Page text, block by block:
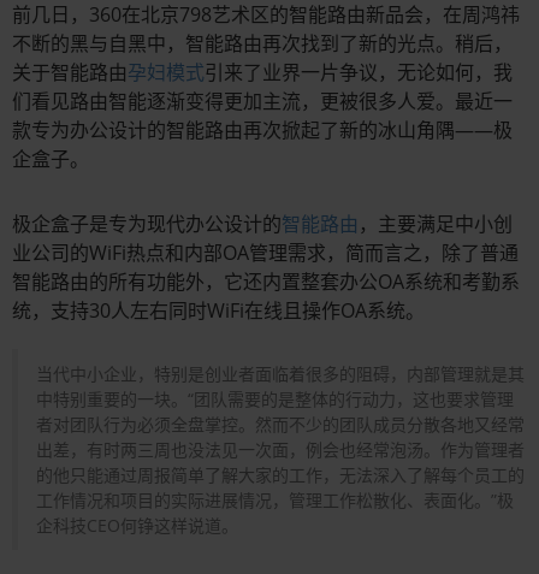
前几日，360在北京798艺术区的智能路由新品会，在周鸿祎
不断的黑与自黑中，智能路由再次找到了新的光点。稍后，
关于智能路由孕妇模式引来了业界一片争议，无论如何，我
们看见路由智能逐渐变得更加主流，更被很多人爱。最近一
款专为办公设计的智能路由再次掀起了新的冰山角隅——极
企盒子。
极企盒子是专为现代办公设计的智能路由 ，主要满足中小创
业公司的WiFi热点和内部OA管理需求，简而言之，除了普通
智能路由的所有功能外，它还内置整套办公OA系统和考勤系
统，支持30人左右同时WiFi在线且操作OA系统。
当代中小企业，特别是创业者面临着很多的阻碍，内部管理就是其
中特别重要的一块。“团队需要的是整体的行动力，这也要求管理
者对团队行为必须全盘掌控。然而不少的团队成员分散各地又经常
出差，有时两三周也没法见一次面，例会也经常泡汤。作为管理者
的他只能通过周报简单了解大家的工作，无法深入了解每个员工的
工作情况和项目的实际进展情况，管理工作松散化、表面化。”极
企科技CEO何铮这样说道。